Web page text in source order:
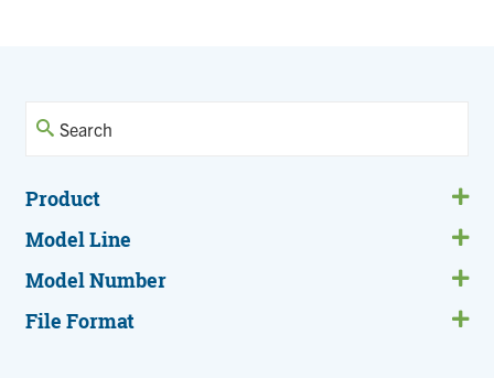
Product
Model Line
Model Number
File Format